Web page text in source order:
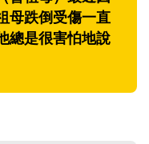
母跌倒受傷一直
總是很害怕地說